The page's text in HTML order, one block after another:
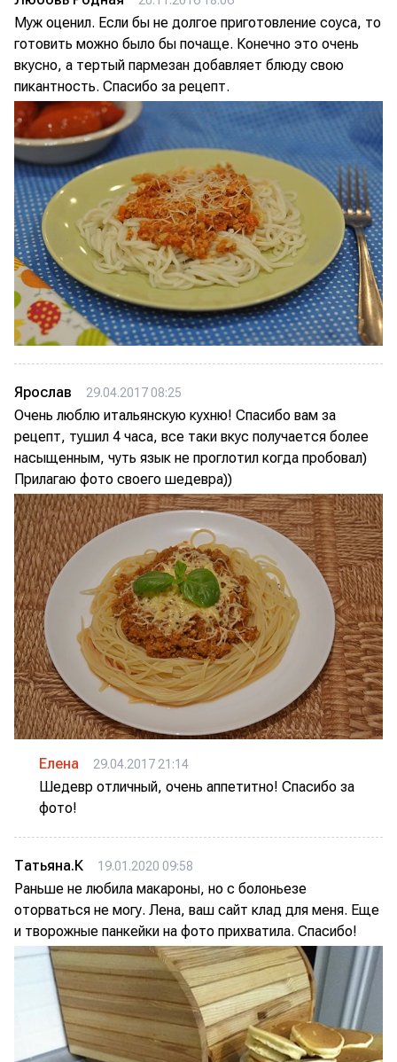
Муж оценил. Если бы не долгое приготовление соуса, то
готовить можно было бы почаще. Конечно это очень
вкусно, а тертый пармезан добавляет блюду свою
пикантность. Спасибо за рецепт.
Ярослав 29.04.2017 08:25
Очень люблю итальянскую кухню! Спасибо вам за
рецепт, тушил 4 часа, все таки вкус получается более
насыщенным, чуть язык не проглотил когда пробовал)
Прилагаю фото своего шедевра))
Елена 29.04.2017 21:14
Шедевр отличный, очень аппетитно! Спасибо за
фото!
Татьяна.К 19.01.2020 09:58
Раньше не любила макароны, но с болоньезе
оторваться не могу. Лена, ваш сайт клад для меня. Еще
и творожные панкейки на фото прихватила. Спасибо!